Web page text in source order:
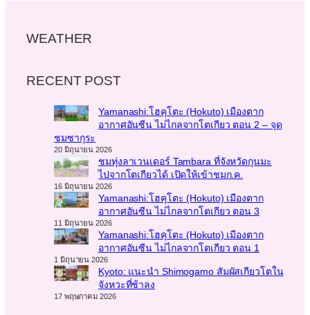
WEATHER
RECENT POST
Yamanashi:โฮคุโตะ (Hokuto) เมืองตาก
อากาศอันซีน ไม่ไกลจากโตเกียว ตอน 2 – จุด
ชมซากุระ
20 มิถุนายน 2026
ชมทุ่งลาเวนเดอร์ Tambara ที่จังหวัดกุนมะ
ไปจากโตเกียวได้ เปิดให้เข้าชมก.ค.
16 มิถุนายน 2026
Yamanashi:โฮคุโตะ (Hokuto) เมืองตาก
อากาศอันซีน ไม่ไกลจากโตเกียว ตอน 3
11 มิถุนายน 2026
Yamanashi:โฮคุโตะ (Hokuto) เมืองตาก
อากาศอันซีน ไม่ไกลจากโตเกียว ตอน 1
1 มิถุนายน 2026
Kyoto: แนะนำ Shimogamo สัมผัสเกียวโตใน
จังหวะที่ช้าลง
17 พฤษภาคม 2026